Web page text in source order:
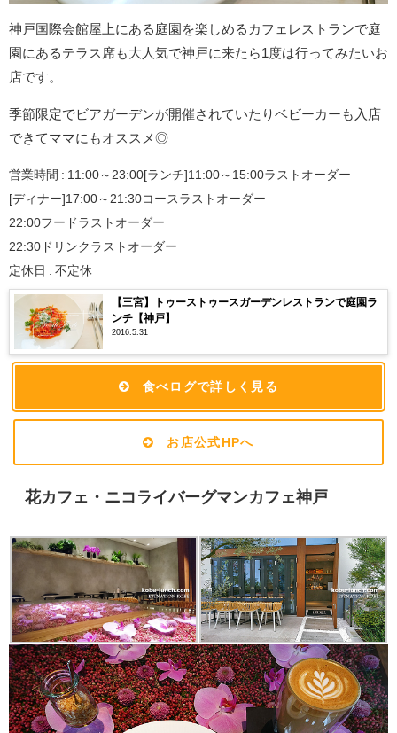
神戸国際会館屋上にある庭園を楽しめるカフェレストランで庭
園にあるテラス席も大人気で神戸に来たら1度は行ってみたいお
店です。
季節限定でビアガーデンが開催されていたりベビーカーも入店
できてママにもオススメ◎
営業時間 : 11:00～23:00[ランチ]11:00～15:00ラストオーダー
[ディナー]17:00～21:30コースラストオーダー
22:00フードラストオーダー
22:30ドリンクラストオーダー
定休日 : 不定休
【三宮】トゥーストゥースガーデンレストランで庭園ラ
ンチ【神戸】
2016.5.31
食べログで詳しく見る
お店公式HPへ
花カフェ・ニコライバーグマンカフェ神戸